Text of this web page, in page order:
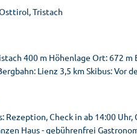
Tristach
400 m Höhenlage Ort: 672
Lienz 3,5 km Skibus: Vor
Rezeption, Check in ab 14:00
Haus - gebührenfrei